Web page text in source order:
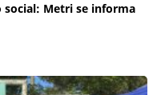
Metri se informa